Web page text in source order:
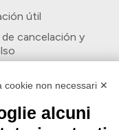
útil
cancelación y
cookie non necessari ✕
alcuni